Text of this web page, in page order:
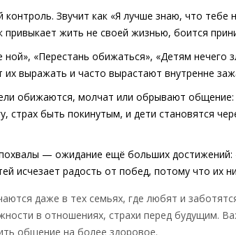
Звучит как «Я лучше знаю, что тебе
жить не своей жизнью, боится
«Перестань обижаться», «Детям нечего
их выражать и часто вырастают внутренне
обижаются, молчат или обрывают
страх быть покинутым, и дети становятся
— ожидание ещё больших достижений:
исчезает радость от побед, потому что их
даже в тех семьях, где любят и
в отношениях, страхи перед будущим.
общение на более здоровое.